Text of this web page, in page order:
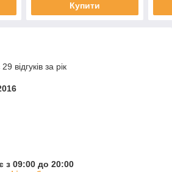
Купити
відгуків за рік
з 09:00 до 20:00